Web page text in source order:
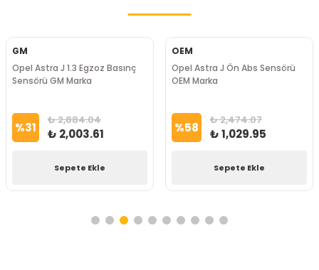
GM
Opel Astra J 1.3 Egzoz Basınç
Sensörü GM Marka
%31 ₺ 2,884.04
₺ 2,003.61
Sepete Ekle
OEM
Opel Astra J Ön Abs Sensörü
OEM Marka
%58 ₺ 2,474.07
₺ 1,029.95
Sepete Ekle